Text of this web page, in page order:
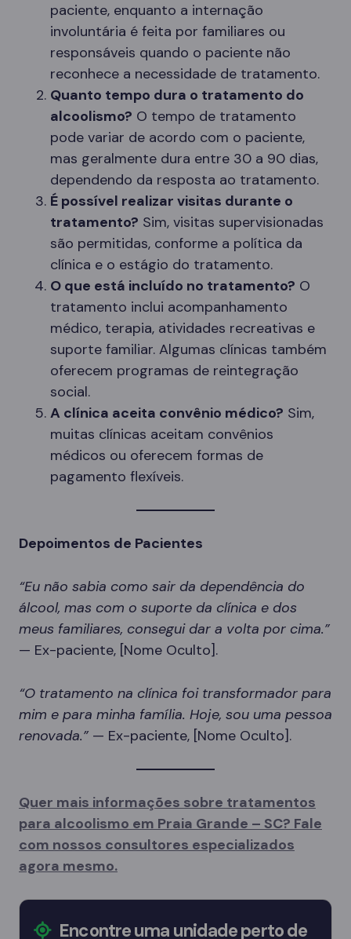
paciente, enquanto a internação
involuntária é feita por familiares ou
responsáveis quando o paciente não
reconhece a necessidade de tratamento.
Quanto tempo dura o tratamento do
alcoolismo? O tempo de tratamento
pode variar de acordo com o paciente,
mas geralmente dura entre 30 a 90 dias,
dependendo da resposta ao tratamento.
É possível realizar visitas durante o
tratamento? Sim, visitas supervisionadas
são permitidas, conforme a política da
clínica e o estágio do tratamento.
O que está incluído no tratamento? O
tratamento inclui acompanhamento
médico, terapia, atividades recreativas e
suporte familiar. Algumas clínicas também
oferecem programas de reintegração
social.
A clínica aceita convênio médico? Sim,
muitas clínicas aceitam convênios
médicos ou oferecem formas de
pagamento flexíveis.
Depoimentos de Pacientes
“Eu não sabia como sair da dependência do
álcool, mas com o suporte da clínica e dos
meus familiares, consegui dar a volta por cima.”
— Ex-paciente, [Nome Oculto].
“O tratamento na clínica foi transformador para
mim e para minha família. Hoje, sou uma pessoa
renovada.” — Ex-paciente, [Nome Oculto].
Quer mais informações sobre tratamentos
para alcoolismo em Praia Grande – SC? Fale
com nossos consultores especializados
agora mesmo.
Encontre uma unidade perto de